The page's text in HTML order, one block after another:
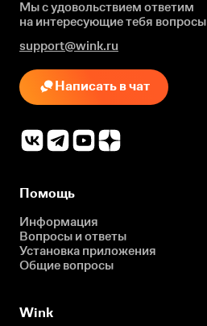
Мы с удовольствием ответим
на интересующиетебя вопросы
support@wink.ru
Написать в чат
Помощь
Информация
Вопросы и ответы
Установка приложения
Общие вопросы
Wink